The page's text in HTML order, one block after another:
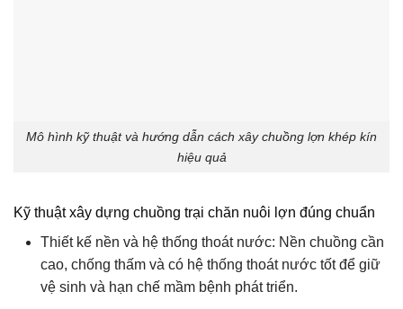
Mô hình kỹ thuật và hướng dẫn cách xây chuồng lợn khép kín
hiệu quả
Kỹ thuật xây dựng chuồng trại chăn nuôi lợn đúng chuẩn
Thiết kế nền và hệ thống thoát nước: Nền chuồng cần
cao, chống thấm và có hệ thống thoát nước tốt để giữ
vệ sinh và hạn chế mầm bệnh phát triển.